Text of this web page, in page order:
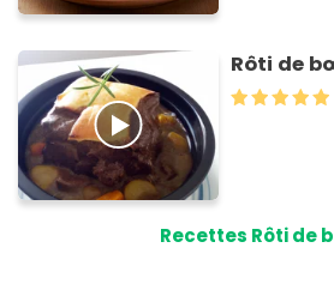
Rôti de
Recettes Rôti de